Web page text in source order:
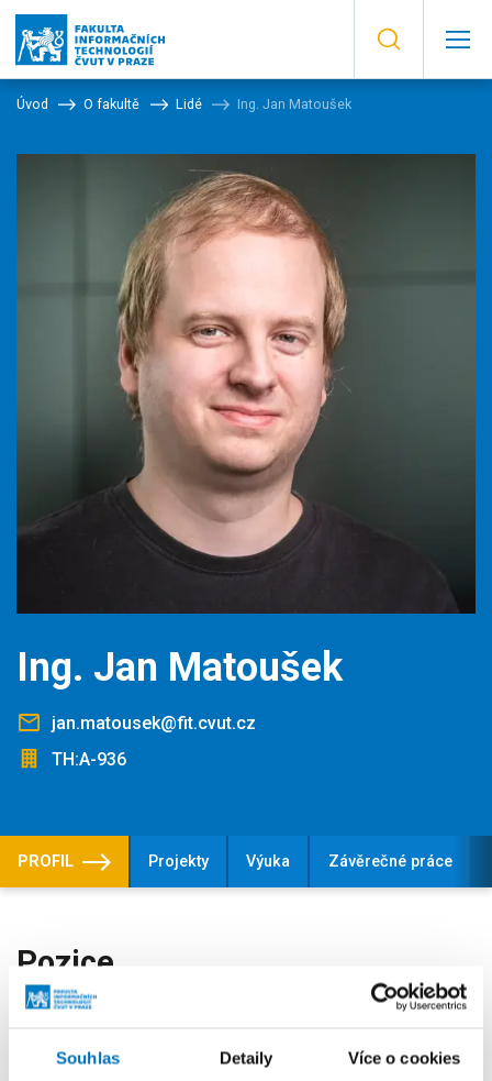
Souhlas Detaily Více o cookies
Úvod O fakultě Lidé Ing. Jan Matoušek
Ing. Jan Matoušek
jan.matousek@fit.cvut.cz
TH:A-936
PROFIL Projekty Výuka Závěrečné práce
Pozice
zaměstnanec Katedra softwarového inženýrství